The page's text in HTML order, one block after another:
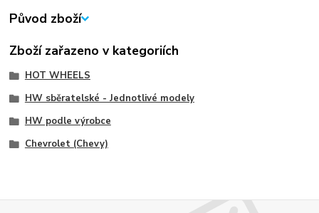
Původ zboží
Zboží zařazeno v kategoriích
HOT WHEELS
HW sběratelské - Jednotlivé modely
HW podle výrobce
Chevrolet (Chevy)